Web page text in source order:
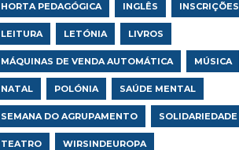
HORTA PEDAGÓGICA INGLÊS INSCRIÇÕES
LEITURA LETÓNIA LIVROS
MÁQUINAS DE VENDA AUTOMÁTICA MÚSICA
NATAL POLÓNIA SAÚDE MENTAL
SEMANA DO AGRUPAMENTO SOLIDARIEDADE
TEATRO WIRSINDEUROPA